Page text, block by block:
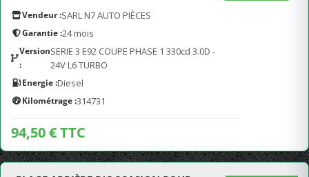
Vendeur :SARL N7 AUTO PIÈCES
Garantie :24 mois
Version
:
SERIE 3 E92 COUPE PHASE 1 330cd 3.0D -
24V L6 TURBO
Energie :Diesel
Kilométrage :314731
94,50 € TTC